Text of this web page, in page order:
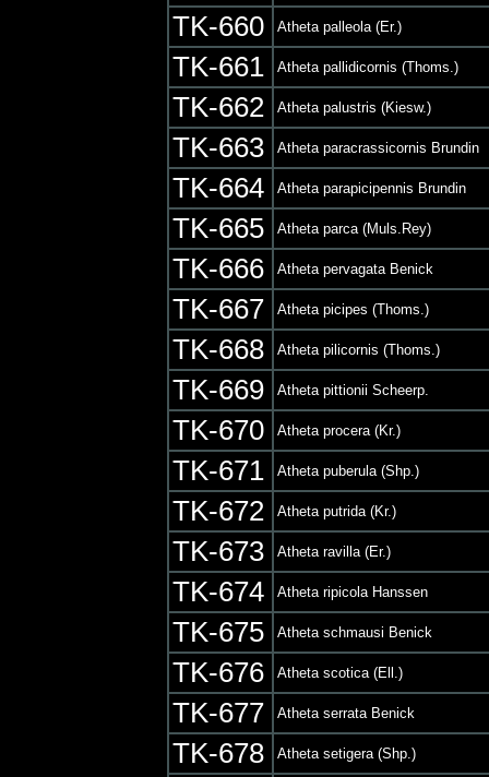
TK-660
Atheta palleola (Er.)
TK-661 Atheta pallidicornis (Thoms.)
TK-662 Atheta palustris (Kiesw.)
TK-663 Atheta paracrassicornis Brundin
TK-664 Atheta parapicipennis Brundin
TK-665 Atheta parca (Muls.Rey)
TK-666 Atheta pervagata Benick
TK-667 Atheta picipes (Thoms.)
TK-668 Atheta pilicornis (Thoms.)
TK-669 Atheta pittionii Scheerp.
TK-670 Atheta procera (Kr.)
TK-671 Atheta puberula (Shp.)
TK-672 Atheta putrida (Kr.)
TK-673 Atheta ravilla (Er.)
TK-674 Atheta ripicola Hanssen
TK-675 Atheta schmausi Benick
TK-676 Atheta scotica (Ell.)
TK-677 Atheta serrata Benick
TK-678 Atheta setigera (Shp.)